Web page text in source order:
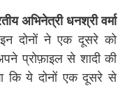
अभिनेत्री धनश्री वर्मा
दोनों ने एक दूसरे को
प्रोफ़ाइल से शादी की
कि ये दोनों एक दूसरे से